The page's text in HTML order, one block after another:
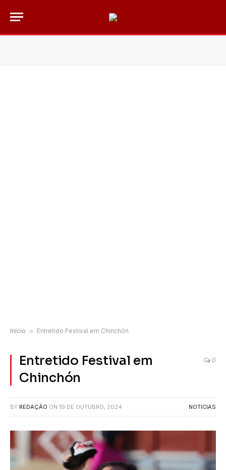
Início » Entretido Festival em Chinchón
Entretido Festival em
Chinchón
0
BY REDAÇÃO ON 19 DE OUTUBRO, 2024 NOTICIAS